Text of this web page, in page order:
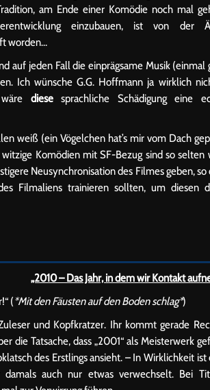
am Ende einer Komödie noch mal
einzubauen, ist von der
worden…
auf jeden Fall die einprägsame Musik
Ich wünsche G.G. Hoffmann ja wirklich
diesesprachliche Schädigung eine
weiß (ein Vögelchen hat’s mir vom Dach
Komödien mit SF-Bezug sind so
Neusynchronisation des Filmes geben,
Filmaliens trainieren sollten, um diesen
„2010 – Das Jahr, in dem wir Kontakt
(*Mit den Fäusten auf den Boden schlag*)
und Kopfkratzer. Ihr kommt gerade
die Tatsache, dass „2001“ als Meisterwerk
des Erstlings ansieht. – In Wirklichkeit
auch nur etwas verwechselt. Bei